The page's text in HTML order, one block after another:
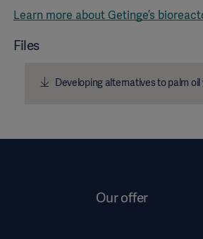
Learn more about Getinge’s
Files
Developing alternatives to palm
Our offer